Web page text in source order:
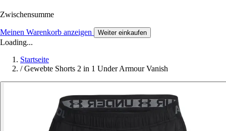
Zwischensumme
Meinen Warenkorb anzeigen Weiter einkaufen
Loading...
Startseite
/ Gewebte Shorts 2 in 1 Under Armour Vanish